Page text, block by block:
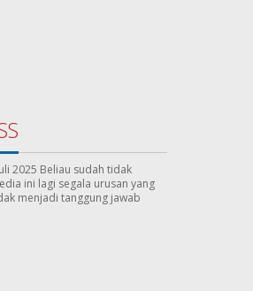
2025 Beliau sudah tidak
ini lagi segala urusan yang
menjadi tanggung jawab